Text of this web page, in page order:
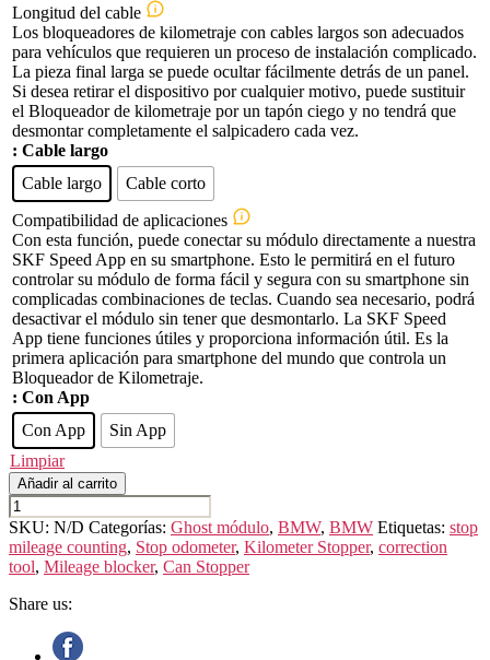
Longitud del cable
Los bloqueadores de kilometraje con cables largos son adecuados
para vehículos que requieren un proceso de instalación complicado.
La pieza final larga se puede ocultar fácilmente detrás de un panel.
Si desea retirar el dispositivo por cualquier motivo, puede sustituir
el Bloqueador de kilometraje por un tapón ciego y no tendrá que
desmontar completamente el salpicadero cada vez.
: Cable largo
Cable largo
Cable corto
Compatibilidad de aplicaciones
Con esta función, puede conectar su módulo directamente a nuestra
SKF Speed App en su smartphone. Esto le permitirá en el futuro
controlar su módulo de forma fácil y segura con su smartphone sin
complicadas combinaciones de teclas. Cuando sea necesario, podrá
desactivar el módulo sin tener que desmontarlo. La SKF Speed
App tiene funciones útiles y proporciona información útil. Es la
primera aplicación para smartphone del mundo que controla un
Bloqueador de Kilometraje.
: Con App
Con App
Sin App
Limpiar
Añadir al carrito
BMW
1ER
F40
cantidad
SKU: N/D Categorías: Ghost módulo, BMW, BMW Etiquetas: stop
mileage counting, Stop odometer, Kilometer Stopper, correction
tool, Mileage blocker, Can Stopper
Share us: